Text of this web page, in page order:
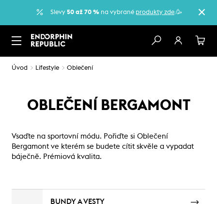
Slevy 50 až 70 % na vybrané produkty zde.🥳
Úvod Lifestyle Oblečení
OBLEČENÍ BERGAMONT
Vsaďte na sportovní módu. Pořiďte si Oblečení
Bergamont ve kterém se budete cítit skvěle a vypadat
báječně. Prémiová kvalita.
BUNDY A VESTY